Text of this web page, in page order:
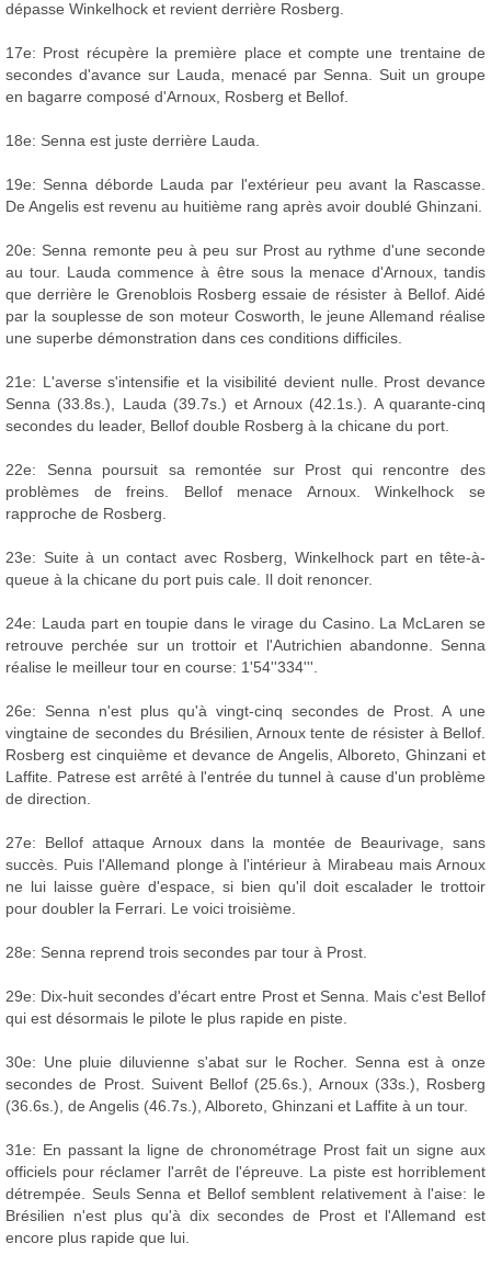
dépasse Winkelhock et revient derrière Rosberg.
17e: Prost récupère la première place et compte une trentaine de
secondes d'avance sur Lauda, menacé par Senna. Suit un groupe
en bagarre composé d'Arnoux, Rosberg et Bellof.
18e: Senna est juste derrière Lauda.
19e: Senna déborde Lauda par l'extérieur peu avant la Rascasse.
De Angelis est revenu au huitième rang après avoir doublé Ghinzani.
20e: Senna remonte peu à peu sur Prost au rythme d'une seconde
au tour. Lauda commence à être sous la menace d'Arnoux, tandis
que derrière le Grenoblois Rosberg essaie de résister à Bellof. Aidé
par la souplesse de son moteur Cosworth, le jeune Allemand réalise
une superbe démonstration dans ces conditions difficiles.
21e: L'averse s'intensifie et la visibilité devient nulle. Prost devance
Senna (33.8s.), Lauda (39.7s.) et Arnoux (42.1s.). A quarante-cinq
secondes du leader, Bellof double Rosberg à la chicane du port.
22e: Senna poursuit sa remontée sur Prost qui rencontre des
problèmes de freins. Bellof menace Arnoux. Winkelhock se
rapproche de Rosberg.
23e: Suite à un contact avec Rosberg, Winkelhock part en tête-à-
queue à la chicane du port puis cale. Il doit renoncer.
24e: Lauda part en toupie dans le virage du Casino. La McLaren se
retrouve perchée sur un trottoir et l'Autrichien abandonne. Senna
réalise le meilleur tour en course: 1'54''334'''.
26e: Senna n'est plus qu'à vingt-cinq secondes de Prost. A une
vingtaine de secondes du Brésilien, Arnoux tente de résister à Bellof.
Rosberg est cinquième et devance de Angelis, Alboreto, Ghinzani et
Laffite. Patrese est arrêté à l'entrée du tunnel à cause d'un problème
de direction.
27e: Bellof attaque Arnoux dans la montée de Beaurivage, sans
succès. Puis l'Allemand plonge à l'intérieur à Mirabeau mais Arnoux
ne lui laisse guère d'espace, si bien qu'il doit escalader le trottoir
pour doubler la Ferrari. Le voici troisième.
28e: Senna reprend trois secondes par tour à Prost.
29e: Dix-huit secondes d'écart entre Prost et Senna. Mais c'est Bellof
qui est désormais le pilote le plus rapide en piste.
30e: Une pluie diluvienne s'abat sur le Rocher. Senna est à onze
secondes de Prost. Suivent Bellof (25.6s.), Arnoux (33s.), Rosberg
(36.6s.), de Angelis (46.7s.), Alboreto, Ghinzani et Laffite à un tour.
31e: En passant la ligne de chronométrage Prost fait un signe aux
officiels pour réclamer l'arrêt de l'épreuve. La piste est horriblement
détrempée. Seuls Senna et Bellof semblent relativement à l'aise: le
Brésilien n'est plus qu'à dix secondes de Prost et l'Allemand est
encore plus rapide que lui.